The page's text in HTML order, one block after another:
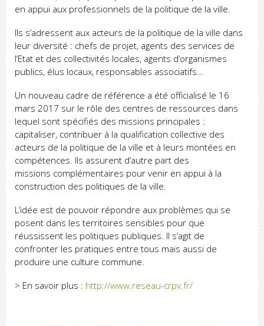
en appui aux professionnels de la politique de la ville.
Ils s’adressent aux acteurs de la politique de la ville dans
leur diversité : chefs de projet, agents des services de
l’Etat et des collectivités locales, agents d’organismes
publics, élus locaux, responsables associatifs…
Un nouveau cadre de référence a été officialisé le 16
mars 2017 sur le rôle des centres de ressources dans
lequel sont spécifiés des missions principales :
capitaliser, contribuer à la qualification collective des
acteurs de la politique de la ville et à leurs montées en
compétences. Ils assurent d’autre part des
missions complémentaires pour venir en appui à la
construction des politiques de la ville.
L’idée est de pouvoir répondre aux problèmes qui se
posent dans les territoires sensibles pour que
réussissent les politiques publiques. Il s’agit de
confronter les pratiques entre tous mais aussi de
produire une culture commune.
> En savoir plus : http://www.reseau-crpv.fr/